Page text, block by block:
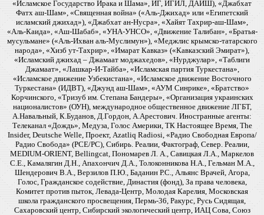
«Исламское Государство Ирака и Шама», ИГ, ИГИЛ, ДАИШ), «Джабхат
Фатх аш-Шам», «Священная война» («Аль-Джихад» или «Египетский
исламский джихад»), «Джабхат ан-Нусра», «Хайят Тахрир-аш-Шам»,
«Аль-Каида», «Аш-Шабаб», «УНА-УНСО», «Движение Талибан», «Братья-
мусульмане» («Аль-Ихван аль-Муслимун»), «Меджлис крымско-татарского
народа», «Хизб ут-Тахрир», «Имарат Кавказ» («Кавказский Эмират»),
«Исламский джихад – Джамаат моджахедов», «Нурджулар», «Таблиги
Джамаат», «Лашкар-И-Тайба», «Исламская партия Туркестана»,
«Исламское движение Узбекистана», «Исламское движение Восточного
Туркестана» (ИДВТ), «Джунд аш-Шам», «АУМ Синрике», «Братство»
Корчинского, «Тризуб им. Степана Бандеры», «Организация украинских
националистов» (ОУН), международное общественное движение ЛГБТ,
А.Навальный, К.Буданов, Д.Гордон, А.Арестович. Иностранные агенты:
Телеканал «Дождь», Медуза, Голос Америки, ТК Настоящее Время, The
Insider, Deutsche Welle, Проект, Azatliq Radiosi, «Радио Свободная Европа/
Радио Свобода» (PCE/PC), Сибирь. Реалии, Фактограф, Север. Реалии,
MEDIUM-ORIENT, Bellingcat, Пономарев Л. А., Савицкая Л.А., Маркелов
С.Е., Камалягин Д.Н., Апахончич Д.А., Толоконникова Н.А., Гельман М.А.,
Шендерович В.А., Верзилов П.Ю., Баданин Р.С., Альянс Врачей, Агора,
Голос, Гражданское содействие, Династия (фонд), За права человека,
Комитет против пыток, Левада-Центр, Молодая Карелия, Московская
школа гражданского просвещения, Пермь-36, Ракурс, Русь Сидящая,
Сахаровский центр, Сибирский экологический центр, ИАЦ Сова, Союз